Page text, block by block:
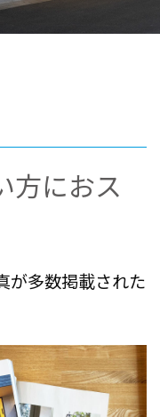
方におス
が多数掲載された